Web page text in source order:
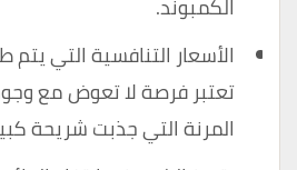
الكمبوند.
الأسعار التنافسية التي يتم
تعتبر فرصة لا تعوض مع
المرنة التي جذبت شريحة